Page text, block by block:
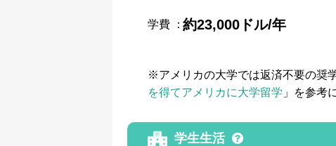
学費 ：約23,000ドル/年
※アメリカの大学では返済不要の奨
を得てアメリカに大学留学 」を参考
学生生活